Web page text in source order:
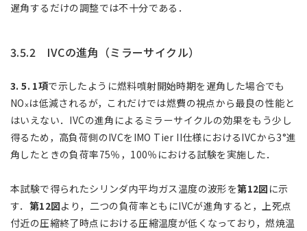
遅角するだけの調整では不十分である．
3.5.2 IVCの進角（ミラーサイクル）
3. 5. 1項で示したように燃料噴射開始時期を遅角した場合でも
NOⅹは低減されるが，これだけでは燃費の視点から最良の性能と
はいえない．IVCの進角によるミラーサイクルの効果をもう少し
得るため，高負荷側のIVCをIMO Tier II仕様におけるIVCから3°進
角したときの負荷率75％，100％における試験を実施した．
本試験で得られたシリンダ内平均ガス温度の波形を第12図 に示
す． 第12図より，二つの負荷率ともにIVCが進角すると，上死点
付近の圧縮終了時点における圧縮温度が低くなっており，燃焼温